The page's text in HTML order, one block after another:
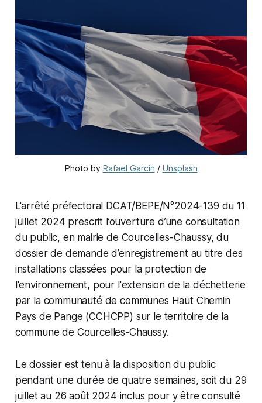
Photo by Rafael Garcin / Unsplash
L'arrêté préfectoral DCAT/BEPE/N°2024-139 du 11
juillet 2024 prescrit l’ouverture d’une consultation
du public, en mairie de Courcelles-Chaussy, du
dossier de demande d’enregistrement au titre des
installations classées pour la protection de
l'environnement, pour l'extension de la déchetterie
par la communauté de communes Haut Chemin
Pays de Pange (CCHCPP) sur le territoire de la
commune de Courcelles-Chaussy.
Le dossier est tenu à la disposition du public
pendant une durée de quatre semaines, soit du 29
juillet au 26 août 2024 inclus pour y être consulté